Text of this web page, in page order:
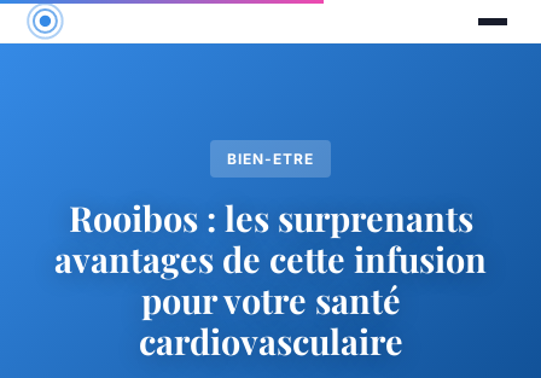
BIEN-ETRE
Rooibos : les surprenants
avantages de cette infusion
pour votre santé
cardiovasculaire